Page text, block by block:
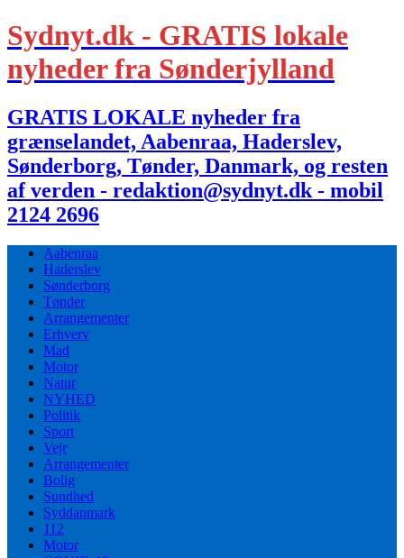
Sydnyt.dk - GRATIS lokale
nyheder fra Sønderjylland
GRATIS LOKALE nyheder fra
grænselandet, Aabenraa, Haderslev,
Sønderborg, Tønder, Danmark, og resten
af verden - redaktion@sydnyt.dk - mobil
2124 2696
Aabenraa
Haderslev
Sønderborg
Tønder
Arrangementer
Erhverv
Mad
Motor
Natur
NYHED
Politik
Sport
Vejr
Arrangementer
Bolig
Sundhed
Syddanmark
112
Motor